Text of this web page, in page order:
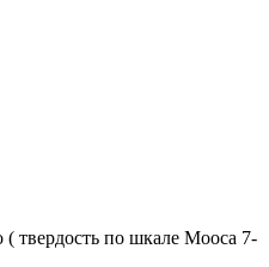
( твердость по шкале Мооса 7-